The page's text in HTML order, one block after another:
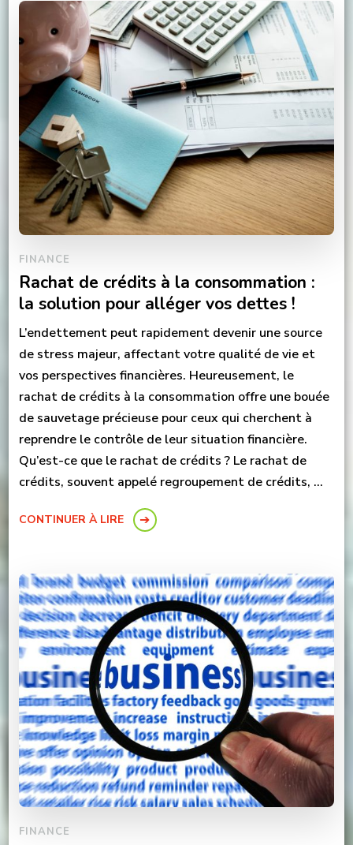
FINANCE
Rachat de crédits à la consommation :
la solution pour alléger vos dettes !
L’endettement peut rapidement devenir une source
de stress majeur, affectant votre qualité de vie et
vos perspectives financières. Heureusement, le
rachat de crédits à la consommation offre une bouée
de sauvetage précieuse pour ceux qui cherchent à
reprendre le contrôle de leur situation financière.
Qu’est-ce que le rachat de crédits ? Le rachat de
crédits, souvent appelé regroupement de crédits, …
CONTINUER À LIRE
FINANCE